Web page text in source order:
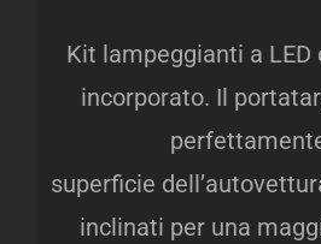
Kit lampeggianti a
incorporato. Il
superficie
inclinati per una